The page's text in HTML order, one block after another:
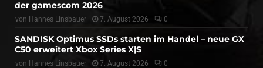
der gamescom 2026
von Hannes Linsbauer 7. August 2026 0
SANDISK Optimus SSDs starten im Handel – neue GX
C50 erweitert Xbox Series X|S
von Hannes Linsbauer 7. August 2026 0